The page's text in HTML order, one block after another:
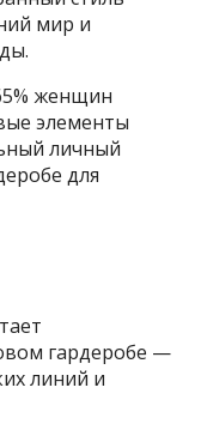
мир и
женщин
элементы
личный
для
гардеробе —
линий и